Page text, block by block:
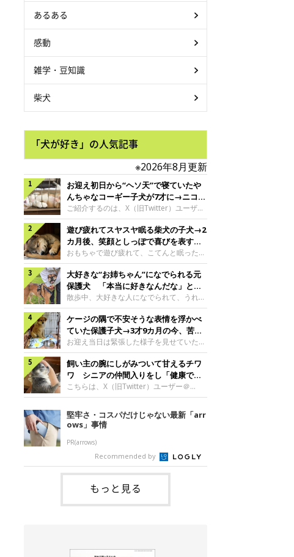
あるある
感動
雑学・豆知識
柴犬
「犬が好き」の人気記事
※2026年8月更新
お迎え初日から“ヘソ天”で寝ていたや
んちゃなコーギー子犬が7才に→ニコニ
コ“コーギースマイル”が魅力のコに成
長！
ご紹介するのは、X（旧Twitter）ユーザー
＠Kus1oKg2vsgdWS2さんの愛犬でウェル
シュ・コーギー・ペンブロークの神楽ちゃ
ん。今年の8月で7才になるという神楽ちゃ
んですが、いったいどんな子犬時代を過ご
したのでしょうか。今回は、神楽ちゃんの
成長を飼い主さんと振り返ります！神楽ち
ゃんの成長について聞いた！お迎えから数
日後の神楽ちゃん（撮影時生後2カ月）＠
Kus1oKg2vsgdWS2――お迎え当初の神楽
ちゃんの様子について教えてください。飼
い主さん： 「お迎え当日から“ヘソ天”で寝
るようなコでし
遊び疲れてスヤスヤ眠る柴犬の子犬→2
カ月後、笑顔としっぽで喜びを表すコ
に成長！
おもちゃで遊び疲れて、こてんと眠った子
犬。あれから2カ月、表情や行動にさまざ
まな変化が見られるようになりました。遊
び疲れて眠る生後2カ月のなっちゃん遊び
疲れた様子のなっちゃん。@Pkndg_紹介
するのは、X（旧Twitter）ユーザー
@Pkndg_さんの愛犬・なっちゃん（取材
時、生後4カ月／柴犬）。こちらの写真
は、なっちゃんが生後2カ月のころに撮影
された一枚です。この日、なっちゃんは家
族と一緒におもちゃで遊んでいました。た
くさん遊んで疲れたのか、その後は眠り始
めたそうです。眠るなっちゃん。
@Pkndg_
大好きな“お姉ちゃん”になでられる元
保護犬 「本当に好きなんだな」と感
じる表情にほっこり
散歩中、大好きな人になでられて、うれし
そうな表情を見せる元保護犬。甘えるよう
な姿に、見ているこちらまでほっこりしま
す。大好きな“お姉ちゃん”に甘える小次郎
くん妹さんになでてもらい、うれしそうな
表情を見せる小次郎くん（2026年6月撮
影）。@mika_Jimmy紹介するのは、X（旧
Twitter）ユーザー@mika_Jimmyさんの愛
犬・小次郎くん（撮影時5才）。こちら
は、飼い主さんの妹さんと一緒に散歩をし
日、飼い主さんは実家から自宅へ帰る途
中、妹さんと公園で待ち合わせ
ケージの隅で不安そうな表情を浮かべ
ていた保護子犬→3才9カ月の今、苦手
を克服し頼もしいコに成長！
お迎え当日は緊張した様子を見せていた元
野犬の保護子犬。あれから約3年半、苦手
だったことを一つひとつ克服し、家族に寄
り添う姿を見せています。お迎え当日、ケ
ージの隅で不安そうにお迎え当日のシルビ
アちゃん。@nemonemotos今回紹介する
のは、X（旧Twitter）ユーザー
@nemonemotosさんの愛犬・シルビアち
ゃん（撮影当時、生後推定2カ月）。飼い
主さんが「#最初に撮った一枚」として投
稿した写真には、ケージの隅で不安そうな
表情を浮かべるシルビアちゃんの姿が写っ
ていました。こちらは、保護犬だったシル
飼い主の腕にしがみついて甘えるチワ
ワ シニアの仲間入りをし「健康で穏
やかな暮らしが続いてほしい」と願う
こちらは、X（旧Twitter）ユーザー＠
kotubusuke617さんが投稿した写真。写
っているのは、愛犬でチワワのつぶしゃん
（本名：こつぶちゃん）です。飼い主さん
の腕にしがみつくつぶしゃん（撮影時6
才）＠kotubusuke617撮影当時の状況に
ついて伺うと、飼い主さんはこう教えてく
れました。飼い主さん： 「ある休日のこ
とです。私がソファに座った途端にひざの
上にのってきたので、そのままなでながら
テレビを見ていたのですが、微動だにしな
いので気になって見てみると、腕にしがみ
堅牢さ・コスパだけじゃない最新「arr
ows」事情
PR(arrows)
Recommended by
もっと見る